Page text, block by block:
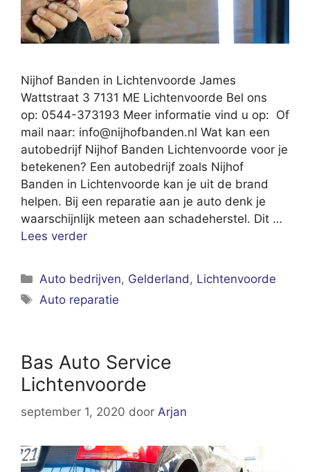
Nijhof Banden in Lichtenvoorde James
Wattstraat 3 7131 ME Lichtenvoorde Bel ons
op: 0544-373193 Meer informatie vind u op: Of
mail naar: info@nijhofbanden.nl Wat kan een
autobedrijf Nijhof Banden Lichtenvoorde voor je
betekenen? Een autobedrijf zoals Nijhof
Banden in Lichtenvoorde kan je uit de brand
helpen. Bij een reparatie aan je auto denk je
waarschijnlijk meteen aan schadeherstel. Dit …
Lees verder
Categorieën
Auto bedrijven, Gelderland , Lichtenvoorde
Tags
Auto reparatie
Bas Auto Service
Lichtenvoorde
september 1, 2020 door Arjan